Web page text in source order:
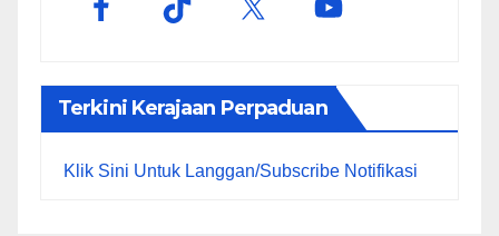
Terkini Kerajaan Perpaduan
Klik Sini Untuk Langgan/Subscribe Notifikasi